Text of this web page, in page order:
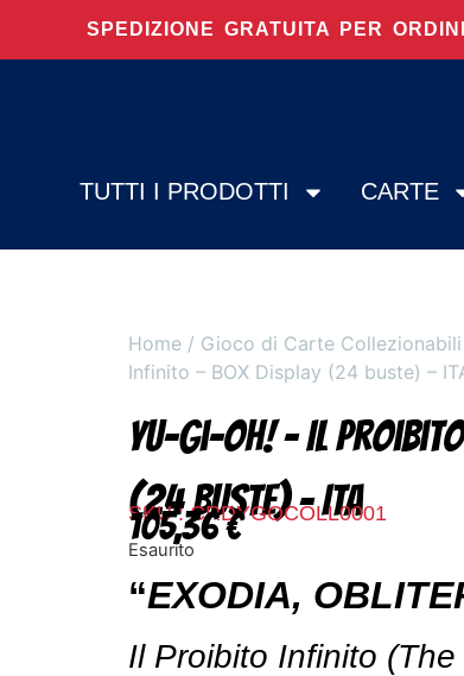
SPEDIZIONE GRATUITA PER
TUTTI I PRODOTTI CARTE
Home/ Gioco di Carte Collezionabili
Infinito – BOX Display (24 buste) –
Yu-Gi-Oh! – Il
(24 buste) – ITA
SKU : CRDYGOCOLL0001
105,36€
Esaurito
“EXODIA,
Il Proibito Infinito